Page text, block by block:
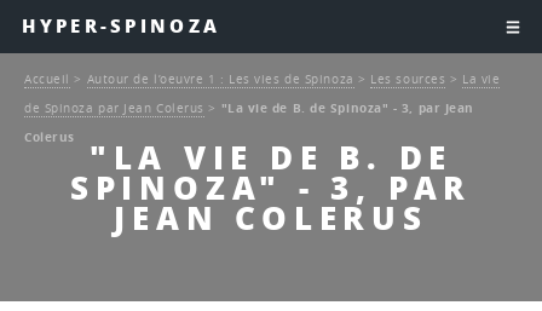
HYPER-SPINOZA
"LA VIE DE B. DE
SPINOZA" - 3, PAR
JEAN COLERUS
Accueil > Autour de l’oeuvre 1 : Les vies de Spinoza > Les sources > La vie
de Spinoza par Jean Colerus > "La vie de B. de Spinoza" - 3, par Jean
Colerus